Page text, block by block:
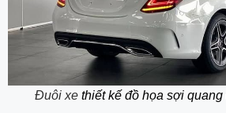
Đuôi xe thiết kế đồ họa sợi